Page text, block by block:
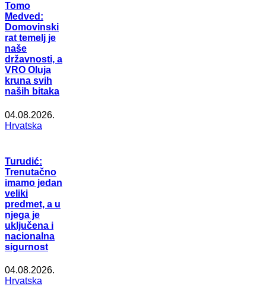
Tomo
Medved:
Domovinski
rat temelj je
naše
državnosti, a
VRO Oluja
kruna svih
naših bitaka
04.08.2026.
Hrvatska
Turudić:
Trenutačno
imamo jedan
veliki
predmet, a u
njega je
uključena i
nacionalna
sigurnost
04.08.2026.
Hrvatska